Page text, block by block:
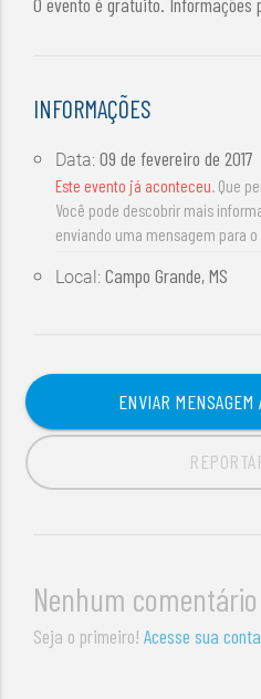
INFORMAÇÕES
Data:09 de fevereiro de 2017
Este evento já aconteceu. Que
Você pode descobrir mais
enviando uma mensagem para
Local:Campo Grande, MS
ENVIAR MENSAGEM
Nenhum comentário
Seja o primeiro!Acesse sua conta